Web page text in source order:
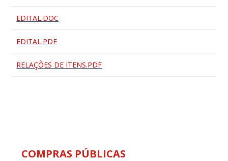
EDITAL.DOC
EDITAL.PDF
RELAÇÕES DE ITENS.PDF
COMPRAS PÚBLICAS